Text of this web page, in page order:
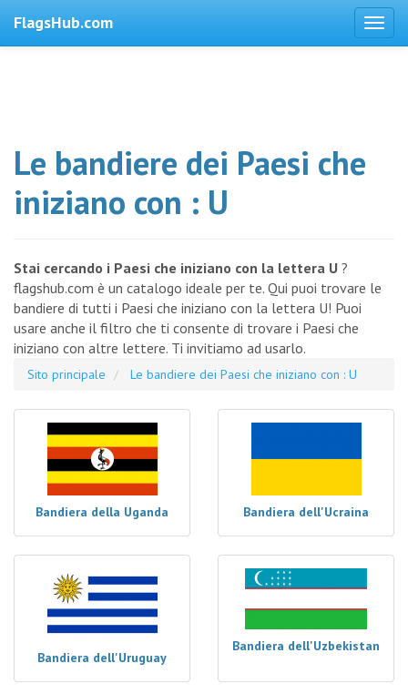
FlagsHub.com
Le bandiere dei Paesi che
iniziano con : U
Stai cercando i Paesi che iniziano con la lettera U ?
flagshub.com è un catalogo ideale per te. Qui puoi trovare le
bandiere di tutti i Paesi che iniziano con la lettera U! Puoi
usare anche il filtro che ti consente di trovare i Paesi che
iniziano con altre lettere. Ti invitiamo ad usarlo.
Sito principale Le bandiere dei Paesi che iniziano con : U
Bandiera della Uganda Bandiera dell'Ucraina
Bandiera dell'Uruguay
Bandiera dell'Uzbekistan